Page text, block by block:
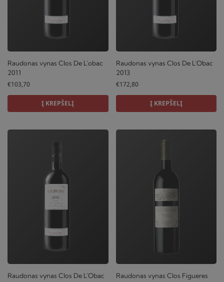
Raudonas vynas Clos De L’obac
2011
€103,70
Į KREPŠELĮ
Raudonas vynas Clos De L’Obac
2013
€172,80
Į KREPŠELĮ
Raudonas vynas Clos De L’Obac
Raudonas vynas Clos Figueres